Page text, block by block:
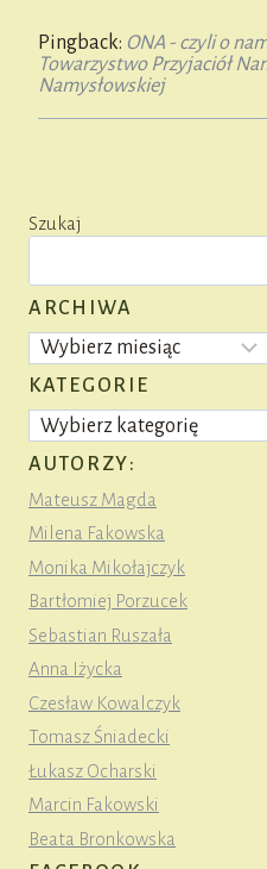
Pingback: ONA - czyli o
Towarzystwo Przyjaciół
Namysłowskiej
Szukaj
ARCHIWA
Archiwa
KATEGORIE
Kategorie
AUTORZY:
Mateusz Magda
Milena Fakowska
Monika Mikołajczyk
Bartłomiej Porzucek
Sebastian Ruszała
Anna Iżycka
Czesław Kowalczyk
Tomasz Śniadecki
Łukasz Ocharski
Marcin Fakowski
Beata Bronkowska